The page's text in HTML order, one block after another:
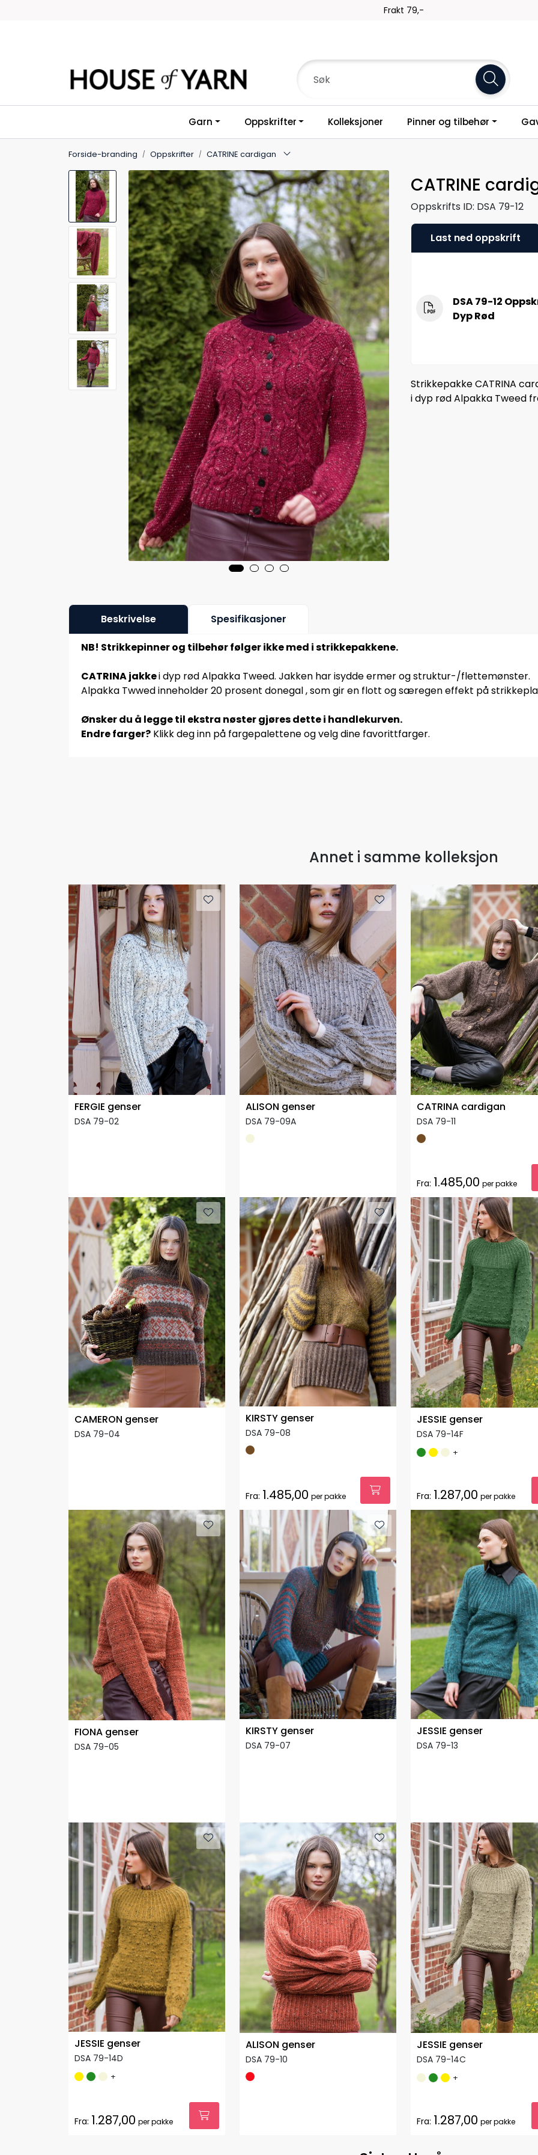
Frakt 79,-
Garn Oppskrifter Kolleksjoner Pinner og tilbehør
Forside-branding Oppskrifter CATRINE cardigan
CATRINE
Oppskrifts ID: DSA 79-12
Last ned oppskrift
DSA 79-12
Dyp Rød
Strikkepakke CATRINA
i dyp rød Alpakka Tweed
Beskrivelse Spesifikasjoner
NB! Strikkepinner og tilbehør følger ikke med i strikkepakkene.
CATRINA jakkei dyp rød Alpakka Tweed. Jakken har isydde ermer og struktur-/flettemønster.
Alpakka Twwed inneholder 20 prosent donegal , som gir en flott og særegen effekt på
Ønsker du å legge til ekstra nøster gjøres dette i handlekurven.
Endre farger? Klikk deg inn på fargepalettene og velg dine favorittfarger.
Annet i samme kolleksjon
FERGIE genser
DSA 79-02
ALISON genser
DSA 79-09A
CATRINA cardigan
DSA 79-11
Fra: 1.485,00 per pakke
CAMERON genser
DSA 79-04
KIRSTY genser
DSA 79-08
Fra: 1.485,00 per pakke
JESSIE genser
DSA 79-14F
+
Fra: 1.287,00 per pakke
FIONA genser
DSA 79-05
KIRSTY genser
DSA 79-07
JESSIE genser
DSA 79-13
JESSIE genser
DSA 79-14D
+
Fra: 1.287,00 per pakke
ALISON genser
DSA 79-10
JESSIE genser
DSA 79-14C
+
Fra: 1.287,00 per pakke